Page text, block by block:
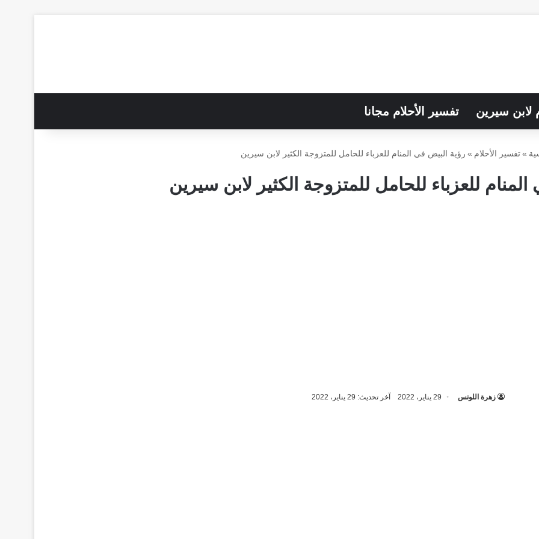
لابن سيرين تفسير الأحلام مجانا
»تفسير الأحلام » رؤية البيض في المنام للعزباء للحامل للمتزوجة الكثير لابن سيرين
للعزباء للحامل للمتزوجة الكثير لابن سيرين
زهرة اللوتس 29 يناير، 2022 آخر تحديث: 29 يناير، 2022